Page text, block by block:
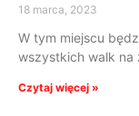
18 marca, 2023
W tym miejscu
wszystkich walk na
Czytaj więcej »